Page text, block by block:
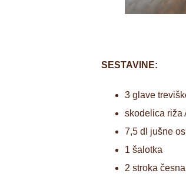
SESTAVINE:
3 glave
skodelica riža
7,5 dl jušne
1 šalotka
2 stroka česna